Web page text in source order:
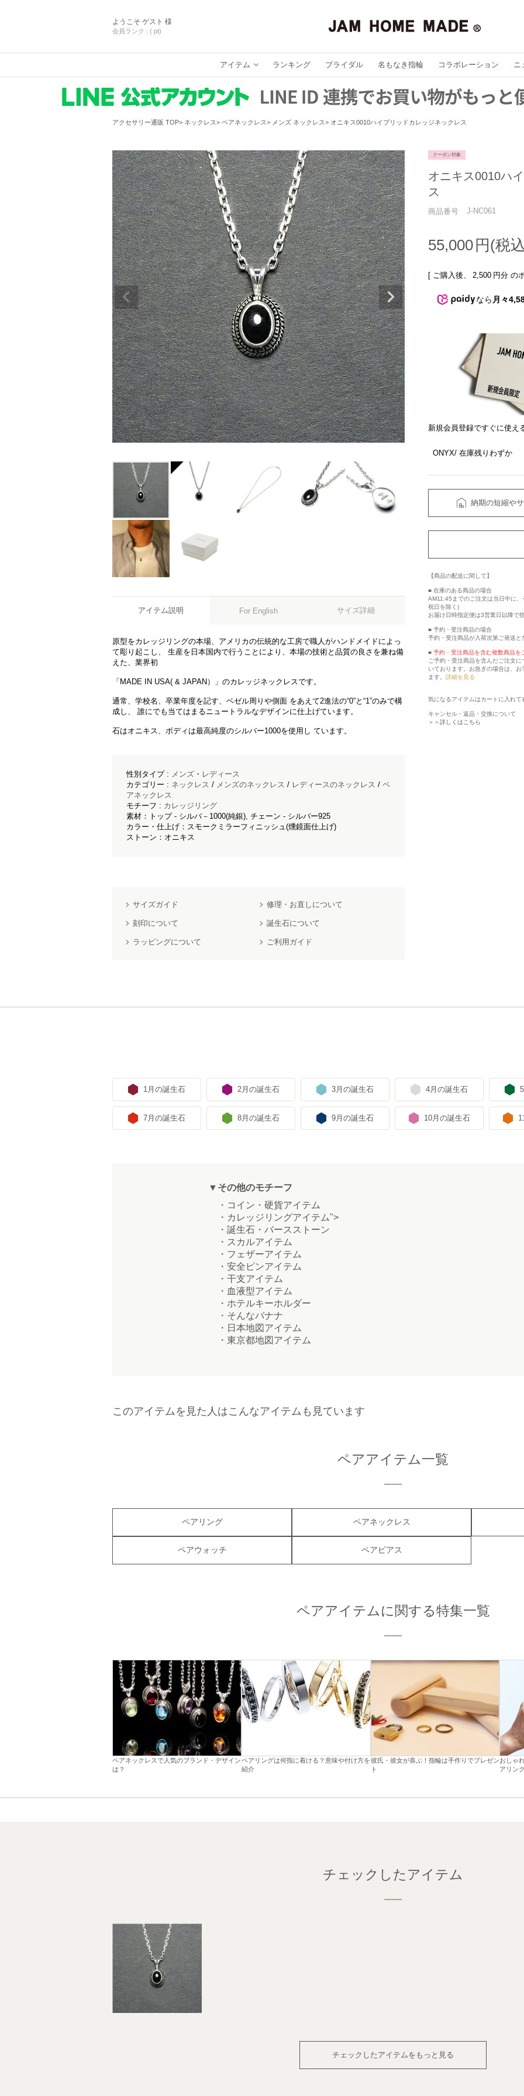
ようこそ ゲスト 様
会員ランク : ( pt)
アイテム ランキング ブライダル 名もなき指輪 コラボレーション ニ
アクセサリー通販 TOP ネックレス ペアネックレス メンズ ネックレス オニキス0010ハイブリッドカレッジネックレス
アイテム説明 For English サイズ詳細
原型をカレッジリングの本場、アメリカの伝統的な工房で職人がハンドメイドによっ
て彫り起こし、 生産を日本国内で行うことにより、本場の技術と品質の良さを兼ね備
えた、業界初
「MADE IN USA( & JAPAN）」のカレッジネックレスです。
通常、学校名、卒業年度を記す、ベゼル周りや側面 をあえて2進法の“0”と“1”のみで構
成し、 誰にでも当てはまるニュートラルなデザインに仕上げています。
石はオニキス、ボディは最高純度のシルバー1000を使用し ています。
性別タイプ : メンズ ・ レディース
カテゴリー : ネックレス / メンズのネックレス / レディースのネックレス / ペ
アネックレス
モチーフ : カレッジリング
素材：トップ - シルバ－1000(純銀), チェーン - シルバー925
カラー・仕上げ：スモークミラーフィニッシュ(燻鏡面仕上げ)
ストーン：オニキス
サイズガイド 修理・お直しについて
刻印について 誕生石について
ラッピングについて ご利用ガイド
クーポン対象
オニキス0010ハ
ス
商品番号 J-NC061
55,000
[ ご購入後、 2,500 円分 の
なら 月々
新規会員登録ですぐに使え
ONYX 在庫残りわずか
納期の短縮や
【商品の配送に関して】
■ 在庫のある商品の場合
AM11:45までのご注文は当日中に
祝日を除く)
お届け日時指定便は3営業日以降で
■ 予約・受注商品の場合
予約・受注商品が入荷次第ご発送と
■ 予約・受注商品を含む複数商品を
ご予約・受注商品を含んだご注文
いております。お急ぎの場合は、お
ます。 詳細を見る
気になるアイテムはカートに入れて
キャンセル・返品・交換について
＞＞詳しくはこちら
1月の誕生石 2月の誕生石 3月の誕生石 4月の誕生石
7月の誕生石 8月の誕生石 9月の誕生石 10月の誕生石
▼その他のモチーフ
・コイン・硬貨アイテム
・カレッジリングアイテム">
・誕生石・バースストーン
・スカルアイテム
・フェザーアイテム
・安全ピンアイテム
・干支アイテム
・血液型アイテム
・ホテルキーホルダー
・そんなバナナ
・日本地図アイテム
・東京都地図アイテム
このアイテムを見た人はこんなアイテムも見ています
ペアアイテム一覧
ペアリング ペアネックレス
ペアウォッチ ペアピアス
ペアアイテムに関する特集一覧
ペアネックレスで人気のブランド・デザイン
は？
ペアリングは何指に着ける？意味や付け方を
紹介
彼氏・彼女が喜ぶ！指輪は手作りでプレゼン
ト
おしゃ
アリン
チェックしたアイテム
チェックしたアイテムをもっと見る